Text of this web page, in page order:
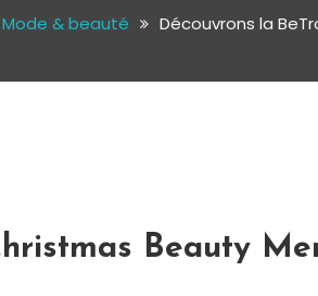
Mode & beauté Découvrons la
Beauty